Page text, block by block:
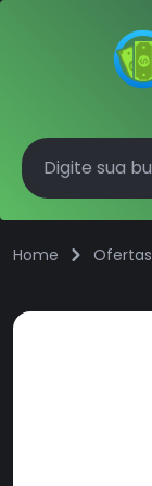
Home Ofertas